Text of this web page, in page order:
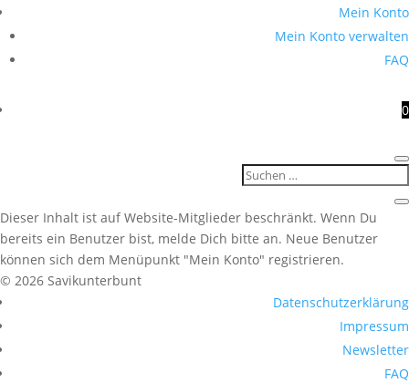
Mein Konto
Mein Konto verwalten
FAQ
0
Dieser Inhalt ist auf Website-Mitglieder beschränkt. Wenn Du
bereits ein Benutzer bist, melde Dich bitte an. Neue Benutzer
können sich dem Menüpunkt "Mein Konto" registrieren.
© 2026 Savikunterbunt
Datenschutzerklärung
Impressum
Newsletter
FAQ